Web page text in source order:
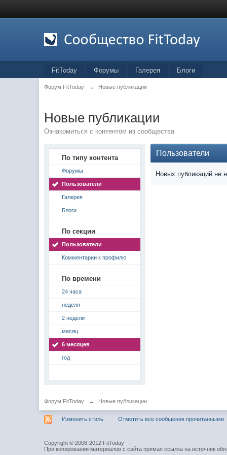
FitToday Форумы Галерея Блоги
Форум FitToday → Новые публикации
Новые публикации
Ознакомиться с контентом из сообщества
По типу контента
Форумы
Пользователи
Галерея
Блоги
По секции
Пользователи
Комментарии к профилю
По времени
24 часа
неделя
2 недели
месяц
6 месяцев
год
Пользователи
Новых публикаций не
Форум FitToday → Новые публикации
Изменить стиль Отметить все сообщения прочитанными
Copyright © 2008-2012 FitToday
При копировании материалов с сайта прямая ссылка на источник